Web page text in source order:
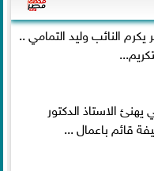
النائب وليد التمامي ..
يهنئ الاستاذ الدكتور
قائم باعمال ...